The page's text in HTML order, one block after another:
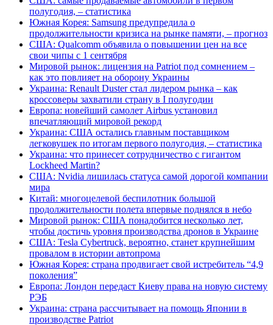
полугодия, – статистика
Южная Корея: Samsung предупредила о
продолжительности кризиса на рынке памяти, – прогноз
США: Qualcomm объявила о повышении цен на все
свои чипы с 1 сентября
Мировой рынок: лицензия на Patriot под сомнением –
как это повлияет на оборону Украины
Украина: Renault Duster стал лидером рынка – как
кроссоверы захватили страну в I полугодии
Европа: новейший самолет Airbus установил
впечатляющий мировой рекорд
Украина: США остались главным поставщиком
легковушек по итогам первого полугодия, – статистика
Украина: что принесет сотрудничество с гигантом
Lockheed Martin?
США: Nvidia лишилась статуса самой дорогой компании
мира
Китай: многоцелевой беспилотник большой
продолжительности полета впервые поднялся в небо
Мировой рынок: США понадобится несколько лет,
чтобы достичь уровня производства дронов в Украине
США: Tesla Cybertruck, вероятно, станет крупнейшим
провалом в истории автопрома
Южная Корея: страна продвигает свой истребитель “4,9
поколения”
Европа: Лондон передаст Киеву права на новую систему
РЭБ
Украина: страна рассчитывает на помощь Японии в
производстве Patriot